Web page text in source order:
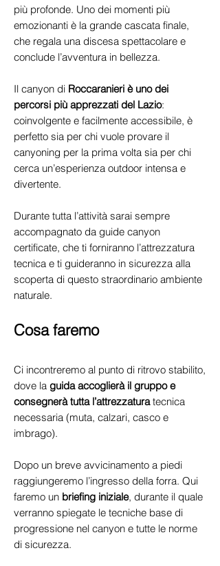
più profonde. Uno dei momenti più
emozionanti è la grande cascata finale,
che regala una discesa spettacolare e
conclude l’avventura in bellezza.
Il canyon di Roccaranieri è uno dei
percorsi più apprezzati del Lazio:
coinvolgente e facilmente accessibile, è
perfetto sia per chi vuole provare il
canyoning per la prima volta sia per chi
cerca un’esperienza outdoor intensa e
divertente.
Durante tutta l’attività sarai sempre
accompagnato da guide canyon
certificate, che ti forniranno l’attrezzatura
tecnica e ti guideranno in sicurezza alla
scoperta di questo straordinario ambiente
naturale.
Cosa faremo
Ci incontreremo al punto di ritrovo stabilito,
dove la guida accoglierà il gruppo e
consegnerà tutta l’attrezzaturatecnica
necessaria (muta, calzari, casco e
imbrago).
Dopo un breve avvicinamento a piedi
raggiungeremo l’ingresso della forra. Qui
faremo un briefing iniziale, durante il quale
verranno spiegate le tecniche base di
progressione nel canyon e tutte le norme
di sicurezza.